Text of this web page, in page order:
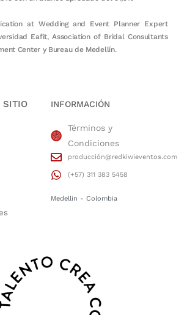
at Wedding and Event Planner Expert
Eafit, Association of Bridal Consultants
Center y Bureau de Medellín.
SITIO INFORMACIÓN
Términos y
Condiciones
producción@redkiwieventos.com
(+57) 311 383 5458
Medellin - Colombia